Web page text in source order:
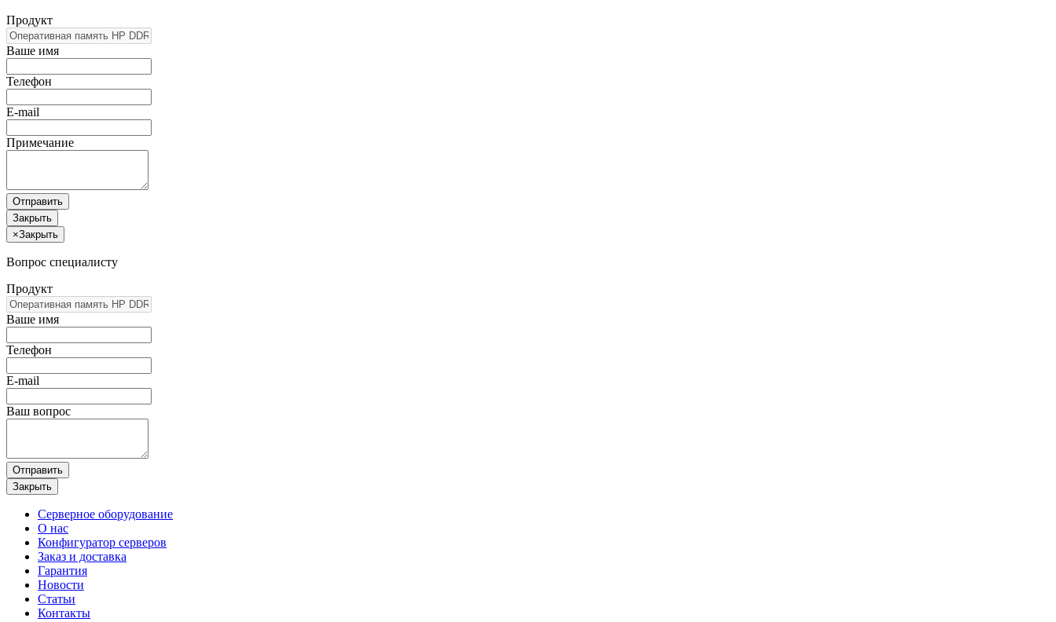
Продукт
Ваше имя
Телефон
E-mail
Примечание
Отправить
Закрыть
×Закрыть
Вопрос специалисту
Продукт
Ваше имя
Телефон
E-mail
Ваш вопрос
Отправить
Закрыть
Серверное оборудование
О нас
Конфигуратор серверов
Заказ и доставка
Гарантия
Новости
Статьи
Контакты